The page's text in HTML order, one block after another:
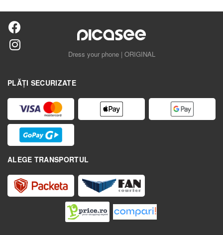
Dress your phone | ORIGINAL
PLĂȚI SECURIZATE
ALEGE TRANSPORTUL